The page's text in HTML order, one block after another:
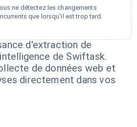
ne détectez les changements
que lorsqu'il est trop tard.
d'extraction de
de Swiftask.
de données web et
directement dans vos